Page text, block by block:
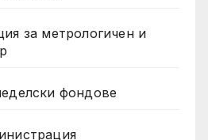
за метрологичен и
фондове